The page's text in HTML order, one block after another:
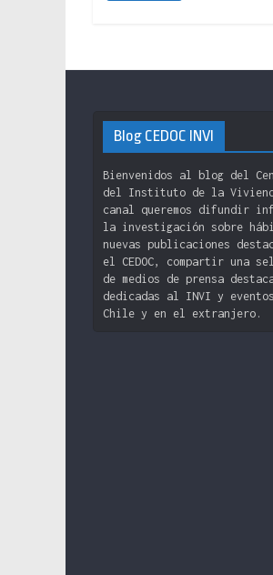
Blog CEDOC INVI
Bienvenidos al blog del
del Instituto de la
canal queremos difundir
la investigación sobre
nuevas publicaciones
el CEDOC, compartir una
de medios de prensa
dedicadas al INVI y
Chile y en el extranjero.